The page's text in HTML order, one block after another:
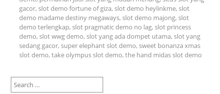
gacor,slot demo fortune of giza,slot demo heylinkme,slot
demo madame destiny megaways,slot demo majong,slot
demo terlengkap,slot pragmatic demo no lag,slot princess
demo,slot wwg demo,slot yang ada dompet utama,slot yang
sedang gacor,super elephant slot demo,sweet bonanza xmas
slot demo,take olympus slot demo,the hand midas slot demo
for: